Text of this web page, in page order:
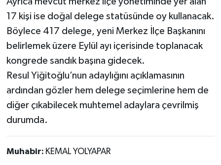
17 kişi ise doğal delege statüsünde oy kullanacak.
Böylece 417 delege, yeni Merkez İlçe Başkanını
belirlemek üzere Eylül ayı içerisinde toplanacak
kongrede sandık başına gidecek.
Resul Yiğitoğlu’nun adaylığını açıklamasının
ardından gözler hem delege seçimlerine hem de
diğer çıkabilecek muhtemel adaylara çevrilmiş
durumda.
Muhabir: KEMAL YOLYAPAR